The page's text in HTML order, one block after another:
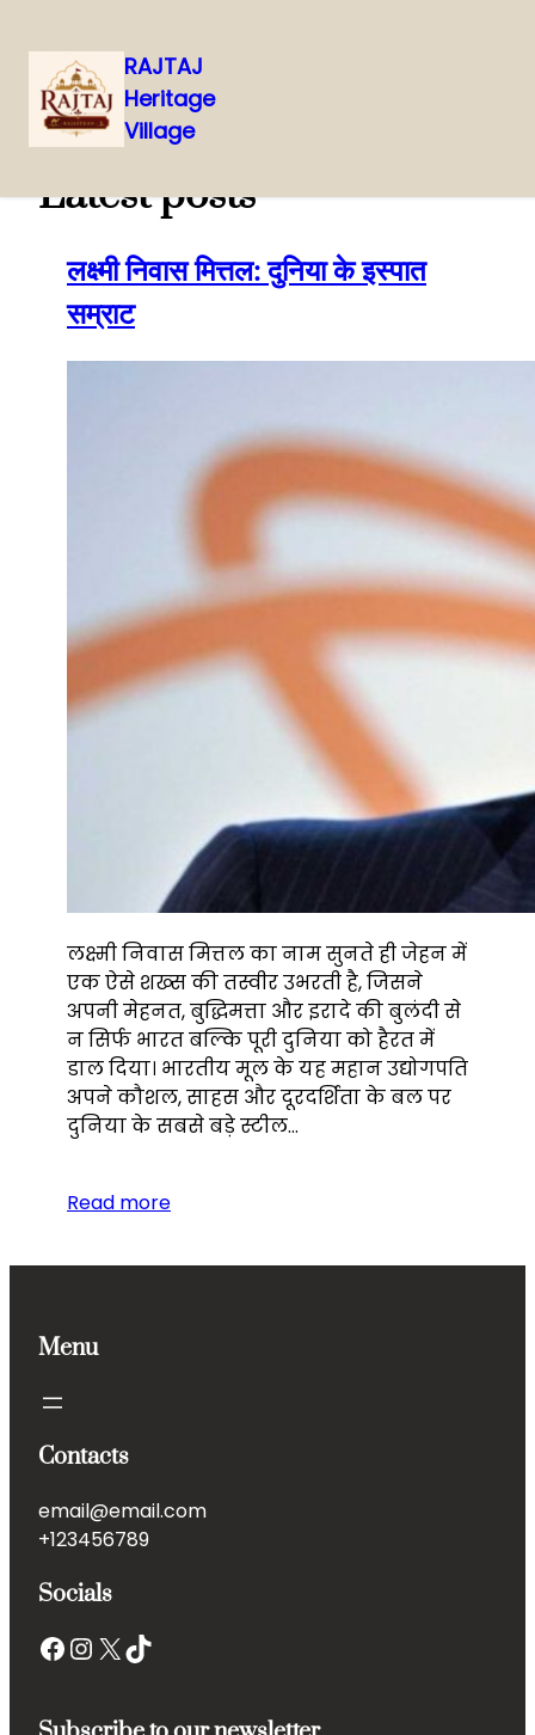
Skip
RAJTAJ
Heritage
Village
Latest posts
लक्ष्मी निवास मित्तल: दुनिया के इस्पात
सम्राट
लक्ष्मी निवास मित्तल का नाम सुनते ही जेहन में
एक ऐसे शख्स की तस्वीर उभरती है, जिसने
अपनी मेहनत, बुद्धिमत्ता और इरादे की बुलंदी से
न सिर्फ भारत बल्कि पूरी दुनिया को हैरत में
डाल दिया। भारतीय मूल के यह महान उद्योगपति
अपने कौशल, साहस और दूरदर्शिता के बल पर
दुनिया के सबसे बड़े स्टील…
Read more
Menu
Contacts
email@email.com
+123456789
Socials
Facebook InstagramX TikTok